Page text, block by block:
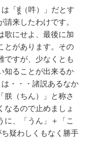
「हूं（吽）」だとす
来したわけです。
歌にせよ、最後に加
とがあります。その
ですが、少なくとも
知ることが出来るか
・・・諸説あるなか
朕（ちん）」と称さ
なるので止めましょ
に、「うん」＋「こ
疑わしくもなく勝手